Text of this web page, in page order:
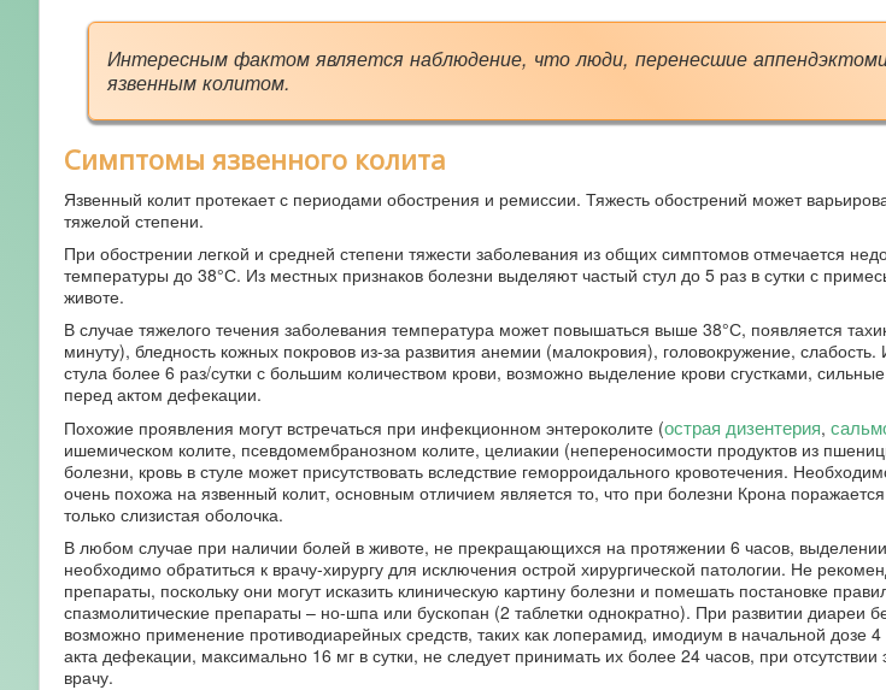
Интересным фактом является наблюдение, что люди, перенесшие
язвенным колитом.
Симптомы язвенного колита
Язвенный колит протекает с периодами обострения и ремиссии. Тяжесть обострений может
тяжелой степени.
При обострении легкой и средней степени тяжести заболевания из общих симптомов отмечается
температуры до 38°С. Из местных признаков болезни выделяют частый стул до 5 раз в сутки с
животе.
В случае тяжелого течения заболевания температура может повышаться выше 38°С, появляется
минуту), бледность кожных покровов из-за развития анемии (малокровия), головокружение, слабость.
стула более 6 раз/сутки с большим количеством крови, возможно выделение крови сгустками,
перед актом дефекации.
Похожие проявления могут встречаться при инфекционном энтероколите (острая дизентерия,
ишемическом колите, псевдомембранозном колите, целиакии (непереносимости продуктов из
болезни, кровь в стуле может присутствовать вследствие геморроидального кровотечения.
очень похожа на язвенный колит, основным отличием является то, что при болезни Крона
только слизистая оболочка.
В любом случае при наличии болей в животе, не прекращающихся на протяжении 6 часов,
необходимо обратиться к врачу-хирургу для исключения острой хирургической патологии. Не
препараты, поскольку они могут исказить клиническую картину болезни и помешать постановке
спазмолитические препараты – но-шпа или бускопан (2 таблетки однократно). При развитии диареи
возможно применение противодиарейных средств, таких как лоперамид, имодиум в начальной дозе
акта дефекации, максимально 16 мг в сутки, не следует принимать их более 24 часов, при
врачу.